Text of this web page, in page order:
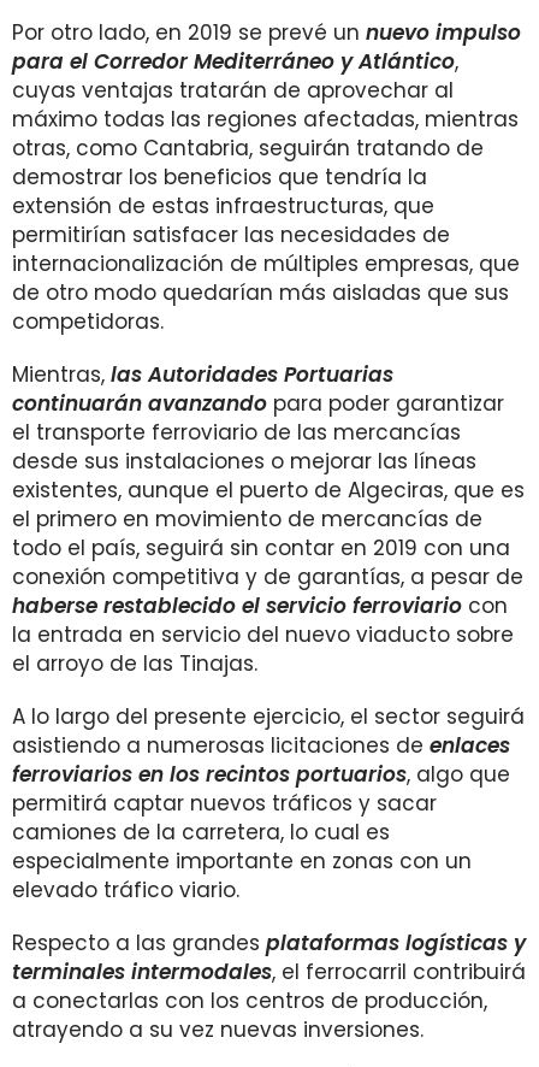
Por otro lado, en 2019 se prevé un nuevo impulso
para el Corredor Mediterráneo y Atlántico,
cuyas ventajas tratarán de aprovechar al
máximo todas las regiones afectadas, mientras
otras, como Cantabria, seguirán tratando de
demostrar los beneficios que tendría la
extensión de estas infraestructuras, que
permitirían satisfacer las necesidades de
internacionalización de múltiples empresas, que
de otro modo quedarían más aisladas que sus
competidoras.
Mientras, las Autoridades Portuarias
continuarán avanzando para poder garantizar
el transporte ferroviario de las mercancías
desde sus instalaciones o mejorar las líneas
existentes, aunque el puerto de Algeciras, que es
el primero en movimiento de mercancías de
todo el país, seguirá sin contar en 2019 con una
conexión competitiva y de garantías, a pesar de
haberse restablecido el servicio ferroviario con
la entrada en servicio del nuevo viaducto sobre
el arroyo de las Tinajas.
A lo largo del presente ejercicio, el sector seguirá
asistiendo a numerosas licitaciones de enlaces
ferroviarios en los recintos portuarios, algo que
permitirá captar nuevos tráficos y sacar
camiones de la carretera, lo cual es
especialmente importante en zonas con un
elevado tráfico viario.
Respecto a las grandes plataformas logísticas y
terminales intermodales, el ferrocarril contribuirá
a conectarlas con los centros de producción,
atrayendo a su vez nuevas inversiones.